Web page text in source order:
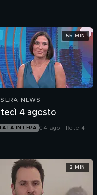
NEWS
4 agosto
INTERA 04 ago | Rete 4
55 MIN
2 MIN